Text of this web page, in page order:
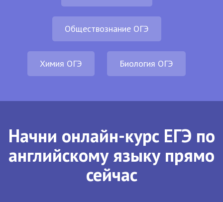
Обществознание ОГЭ
Химия ОГЭ Биология ОГЭ
Начни онлайн-курс ЕГЭ по
английскому языку прямо
сейчас